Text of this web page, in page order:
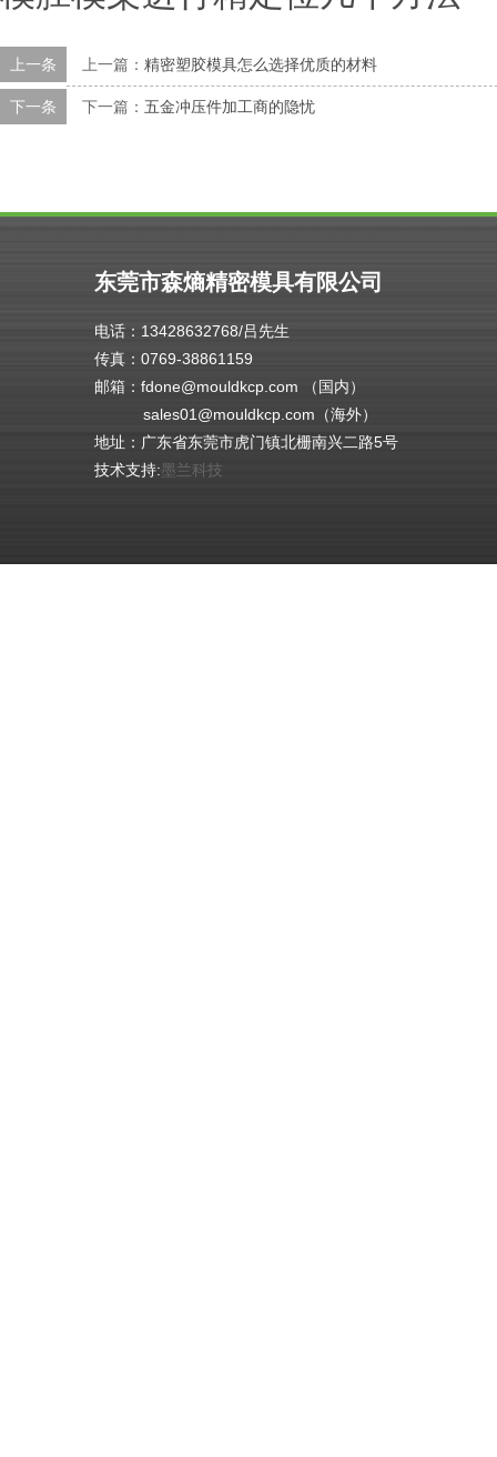
上一条 上一篇： 精密塑胶模具怎么选择优质的材料
下一条 下一篇： 五金冲压件加工商的隐忧
东莞市森熵精密模具有限公司
电话：13428632768/吕先生
传真：0769-38861159
邮箱：fdone@mouldkcp.com （国内）
sales01@mouldkcp.com（海外）
地址：广东省东莞市虎门镇北栅南兴二路5号
技术支持:墨兰科技